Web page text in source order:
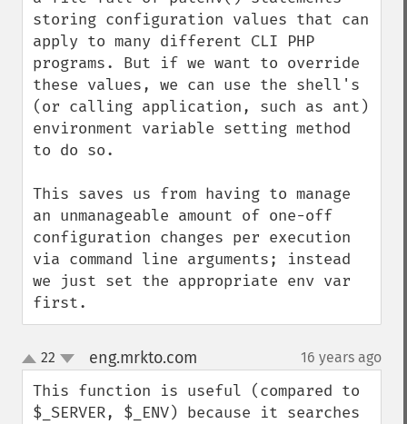
storing configuration values that can
apply to many different CLI PHP
programs. But if we want to override
these values, we can use the shell's
(or calling application, such as ant)
environment variable setting method
to do so.
This saves us from having to manage
an unmanageable amount of one-off
configuration changes per execution
via command line arguments; instead
we just set the appropriate env var
first.
up
down
22 eng.mrkto.com 16 years ago
This function is useful (compared to
$_SERVER, $_ENV) because it searches